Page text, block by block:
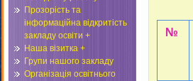
Прозорість та
інформаційна відкритість
закладу освіти +
Наша візитка +
Групи нашого закладу
Організація освітнього
№